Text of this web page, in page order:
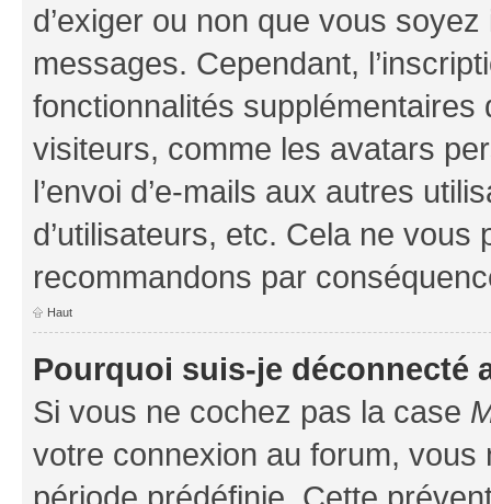
d’exiger ou non que vous
messages. Cependant,
fonctionnalités
visiteurs, comme les avatars
l’envoi d’e-mails aux autres
d’utilisateurs, etc. Cela ne vous
recommandons par
Haut
Pourquoi suis-je déconnecté
Si vous ne cochez pas la case
votre connexion au forum,
période prédéfinie. Cette